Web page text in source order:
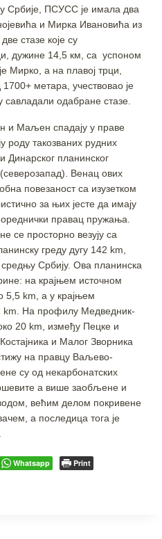
Србије, ПСУСС је имала два
и Мирка Ивановића из
стазе које су
дужине 14,5 км, са успоном
Мирко, а на плавој трци,
метара, учествовао је
одабране стазе.
и Маљен спадају у праве
роду такозваних рудних
Динарског планинског
Венац ових
повезаност са изузетком
за њих јесте да имају
правац пружања.
се просторно везују са
греду дугу 142 km,
средњу Србију. Ова планинска
на крајњем источном
5,5 km, а у крајњем
km. На профилу Медведник-
20 km, између Пецке и
и Малог Зворника
на правцу Ваљево-
су од некарбонатских
а више заобљене и
већим делом покривене
а последица тога је
Whatsapp Print